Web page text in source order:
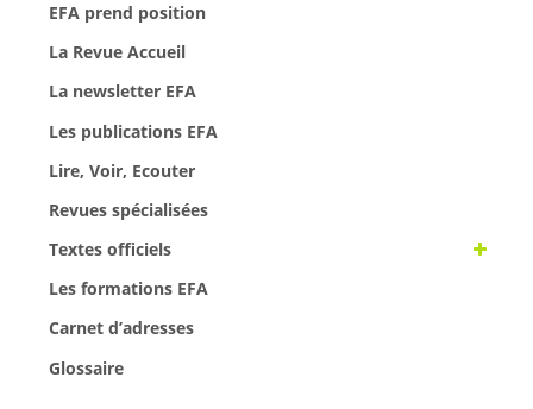
EFA prend position
La Revue Accueil
La newsletter EFA
Les publications EFA
Lire, Voir, Ecouter
Revues spécialisées
Textes officiels
Les formations EFA
Carnet d’adresses
Glossaire